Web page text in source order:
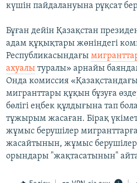
күшін пайдалануына рұқсат
Бұған дейін Қазақстан
адам құқықтары жөніндегі
Республикасындағы
ахуалы туралы» арнайы
Онда комиссия
мигранттары құқын бұзуға
бөлігі еңбек құлдығына тап
тұжырым жасаған. Бірақ
жұмыс берушілер
жасайтынын, жұмыс
орындары "жақтасатынын"